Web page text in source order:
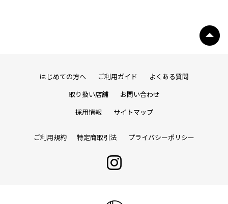
はじめての方へ ご利用ガイド よくある質問
取り扱い店舗 お問い合わせ
採用情報 サイトマップ
ご利用規約 特定商取引法 プライバシーポリシー